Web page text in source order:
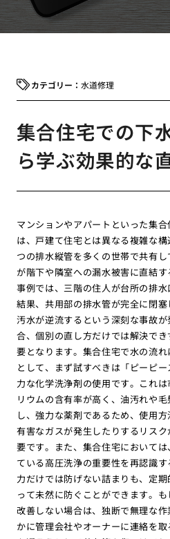
水道修理
集合住宅での下
ら学ぶ効果的な
マンションやアパートといった集
は、戸建て住宅とは異なる複雑な
つの排水縦管を多くの世帯で共有
が階下や隣室への漏水被害に直結
事例では、三階の住人が台所の排
結果、共用部の排水管が完全に閉
汚水が逆流するという深刻な事故
合、個別の直し方だけでは解決で
要となります。集合住宅で水の流
として、まず試すべきは「ピーピ
力な化学洗浄剤の使用です。これ
リウムの含有率が高く、油汚れや
し、強力な薬剤であるため、使用方
有害なガスが発生したりするリス
要です。また、集合住宅において
ている高圧洗浄の重要性を再認識
力だけでは防げない詰まりも、定
って未然に防ぐことができます。
改善しない場合は、独断で無理な
かに管理会社やオーナーに連絡を